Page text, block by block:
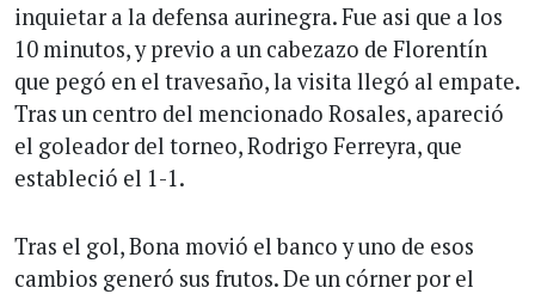
inquietar a la defensa aurinegra. Fue asi que a los
10 minutos, y previo a un cabezazo de Florentín
que pegó en el travesaño, la visita llegó al empate.
Tras un centro del mencionado Rosales, apareció
el goleador del torneo, Rodrigo Ferreyra, que
estableció el 1-1.
Tras el gol, Bona movió el banco y uno de esos
cambios generó sus frutos. De un córner por el